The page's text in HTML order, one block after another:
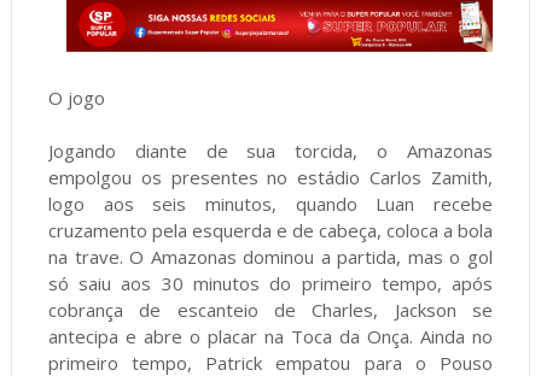
O jogo
Jogando diante de sua torcida, o Amazonas
empolgou os presentes no estádio Carlos Zamith,
logo aos seis minutos, quando Luan recebe
cruzamento pela esquerda e de cabeça, coloca a bola
na trave. O Amazonas dominou a partida, mas o gol
só saiu aos 30 minutos do primeiro tempo, após
cobrança de escanteio de Charles, Jackson se
antecipa e abre o placar na Toca da Onça. Ainda no
primeiro tempo, Patrick empatou para o Pouso